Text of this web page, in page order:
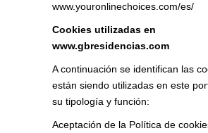
www.youronlinechoices.com/es/
Cookies utilizadas en
www.gbresidencias.com
A continuación se identifican las
están siendo utilizadas en este
su tipología y función:
Aceptación de la Política de